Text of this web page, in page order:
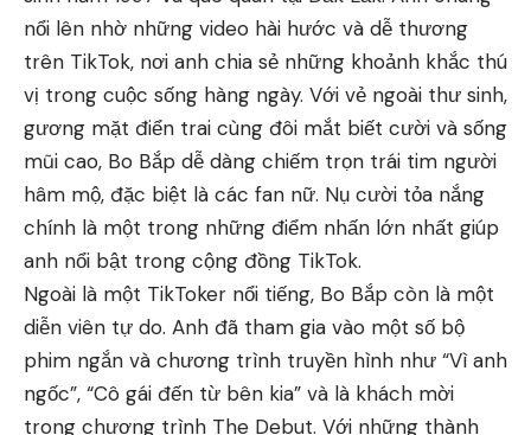
nổi lên nhờ những video hài hước và dễ thương
trên TikTok, nơi anh chia sẻ những khoảnh khắc thú
vị trong cuộc sống hàng ngày. Với vẻ ngoài thư sinh,
gương mặt điển trai cùng đôi mắt biết cười và sống
mũi cao, Bo Bắp dễ dàng chiếm trọn trái tim người
hâm mộ, đặc biệt là các fan nữ. Nụ cười tỏa nắng
chính là một trong những điểm nhấn lớn nhất giúp
anh nổi bật trong cộng đồng TikTok.
Ngoài là một TikToker nổi tiếng, Bo Bắp còn là một
diễn viên tự do. Anh đã tham gia vào một số bộ
phim ngắn và chương trình truyền hình như “Vì anh
ngốc”, “Cô gái đến từ bên kia” và là khách mời
trong chương trình The Debut. Với những thành